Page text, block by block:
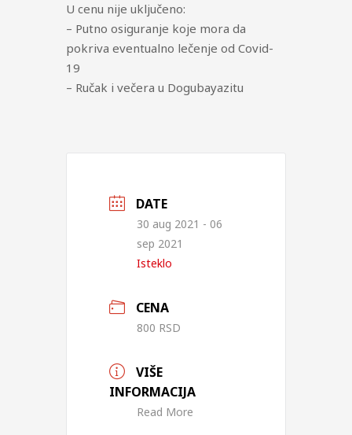
U cenu nije uključeno:
– Putno osiguranje koje mora da
pokriva eventualno lečenje od Covid-
19
– Ručak i večera u Dogubayazitu
DATE
30 aug 2021 - 06
sep 2021
Isteklo
CENA
800 RSD
VIŠE
INFORMACIJA
Read More